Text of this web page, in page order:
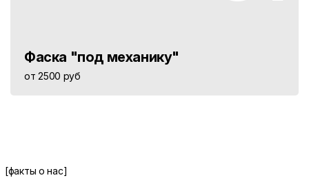
Фаска "под механику"
от 2500 руб
[факты о нас]